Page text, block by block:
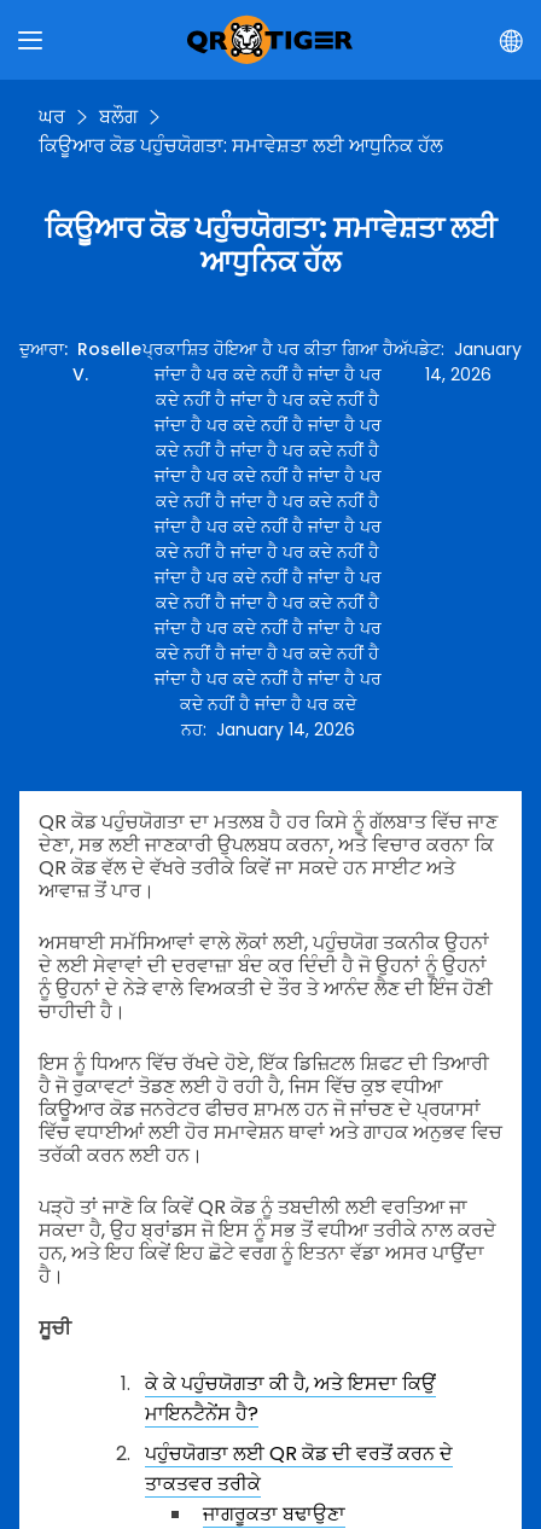
ਘਰ
ਬਲੌਗ
ਕਿਊਆਰ ਕੋਡ ਪਹੁੰਚਯੋਗਤਾ: ਸਮਾਵੇਸ਼ਤਾ ਲਈ ਆਧੁਨਿਕ ਹੱਲ
ਕਿਊਆਰ ਕੋਡ ਪਹੁੰਚਯੋਗਤਾ: ਸਮਾਵੇਸ਼ਤਾ ਲਈ
ਆਧੁਨਿਕ ਹੱਲ
ਦੁਆਰਾ: Roselle
V.
ਪ੍ਰਕਾਸ਼ਿਤ ਹੋਇਆ ਹੈ ਪਰ ਕੀਤਾ ਗਿਆ ਹੈ
ਜਾਂਦਾ ਹੈ ਪਰ ਕਦੇ ਨਹੀਂ ਹੈ ਜਾਂਦਾ ਹੈ ਪਰ
ਕਦੇ ਨਹੀਂ ਹੈ ਜਾਂਦਾ ਹੈ ਪਰ ਕਦੇ ਨਹੀਂ ਹੈ
ਜਾਂਦਾ ਹੈ ਪਰ ਕਦੇ ਨਹੀਂ ਹੈ ਜਾਂਦਾ ਹੈ ਪਰ
ਕਦੇ ਨਹੀਂ ਹੈ ਜਾਂਦਾ ਹੈ ਪਰ ਕਦੇ ਨਹੀਂ ਹੈ
ਜਾਂਦਾ ਹੈ ਪਰ ਕਦੇ ਨਹੀਂ ਹੈ ਜਾਂਦਾ ਹੈ ਪਰ
ਕਦੇ ਨਹੀਂ ਹੈ ਜਾਂਦਾ ਹੈ ਪਰ ਕਦੇ ਨਹੀਂ ਹੈ
ਜਾਂਦਾ ਹੈ ਪਰ ਕਦੇ ਨਹੀਂ ਹੈ ਜਾਂਦਾ ਹੈ ਪਰ
ਕਦੇ ਨਹੀਂ ਹੈ ਜਾਂਦਾ ਹੈ ਪਰ ਕਦੇ ਨਹੀਂ ਹੈ
ਜਾਂਦਾ ਹੈ ਪਰ ਕਦੇ ਨਹੀਂ ਹੈ ਜਾਂਦਾ ਹੈ ਪਰ
ਕਦੇ ਨਹੀਂ ਹੈ ਜਾਂਦਾ ਹੈ ਪਰ ਕਦੇ ਨਹੀਂ ਹੈ
ਜਾਂਦਾ ਹੈ ਪਰ ਕਦੇ ਨਹੀਂ ਹੈ ਜਾਂਦਾ ਹੈ ਪਰ
ਕਦੇ ਨਹੀਂ ਹੈ ਜਾਂਦਾ ਹੈ ਪਰ ਕਦੇ ਨਹੀਂ ਹੈ
ਜਾਂਦਾ ਹੈ ਪਰ ਕਦੇ ਨਹੀਂ ਹੈ ਜਾਂਦਾ ਹੈ ਪਰ
ਕਦੇ ਨਹੀਂ ਹੈ ਜਾਂਦਾ ਹੈ ਪਰ ਕਦੇ
ਨਹ: January 14, 2026
ਅੱਪਡੇਟ: January
14, 2026
QR ਕੋਡ ਪਹੁੰਚਯੋਗਤਾ ਦਾ ਮਤਲਬ ਹੈ ਹਰ ਕਿਸੇ ਨੂੰ ਗੱਲਬਾਤ ਵਿੱਚ ਜਾਣ
ਦੇਣਾ, ਸਭ ਲਈ ਜਾਣਕਾਰੀ ਉਪਲਬਧ ਕਰਨਾ, ਅਤੇ ਵਿਚਾਰ ਕਰਨਾ ਕਿ
QR ਕੋਡ ਵੱਲ ਦੇ ਵੱਖਰੇ ਤਰੀਕੇ ਕਿਵੇਂ ਜਾ ਸਕਦੇ ਹਨ ਸਾਈਟ ਅਤੇ
ਆਵਾਜ਼ ਤੋਂ ਪਾਰ।
ਅਸਥਾਈ ਸਮੱਸਿਆਵਾਂ ਵਾਲੇ ਲੋਕਾਂ ਲਈ, ਪਹੁੰਚਯੋਗ ਤਕਨੀਕ ਉਹਨਾਂ
ਦੇ ਲਈ ਸੇਵਾਵਾਂ ਦੀ ਦਰਵਾਜ਼ਾ ਬੰਦ ਕਰ ਦਿੰਦੀ ਹੈ ਜੋ ਉਹਨਾਂ ਨੂੰ ਉਹਨਾਂ
ਨੂੰ ਉਹਨਾਂ ਦੇ ਨੇੜੇ ਵਾਲੇ ਵਿਅਕਤੀ ਦੇ ਤੌਰ ਤੇ ਆਨੰਦ ਲੈਣ ਦੀ ਇੰਜ ਹੋਣੀ
ਚਾਹੀਦੀ ਹੈ।
ਇਸ ਨੂੰ ਧਿਆਨ ਵਿੱਚ ਰੱਖਦੇ ਹੋਏ, ਇੱਕ ਡਿਜ਼ਿਟਲ ਸ਼ਿਫਟ ਦੀ ਤਿਆਰੀ
ਹੈ ਜੋ ਰੁਕਾਵਟਾਂ ਤੋਡਣ ਲਈ ਹੋ ਰਹੀ ਹੈ, ਜਿਸ ਵਿੱਚ ਕੁਝ ਵਧੀਆ
ਕਿਊਆਰ ਕੋਡ ਜਨਰੇਟਰ ਫੀਚਰ ਸ਼ਾਮਲ ਹਨ ਜੋ ਜਾਂਚਣ ਦੇ ਪ੍ਰਯਾਸਾਂ
ਵਿੱਚ ਵਧਾਈਆਂ ਲਈ ਹੋਰ ਸਮਾਵੇਸ਼ਨ ਥਾਵਾਂ ਅਤੇ ਗਾਹਕ ਅਨੁਭਵ ਵਿਚ
ਤਰੱਕੀ ਕਰਨ ਲਈ ਹਨ।
ਪੜ੍ਹੋ ਤਾਂ ਜਾਣੋ ਕਿ ਕਿਵੇਂ QR ਕੋਡ ਨੂੰ ਤਬਦੀਲੀ ਲਈ ਵਰਤਿਆ ਜਾ
ਸਕਦਾ ਹੈ, ਉਹ ਬ੍ਰਾਂਡਸ ਜੋ ਇਸ ਨੂੰ ਸਭ ਤੋਂ ਵਧੀਆ ਤਰੀਕੇ ਨਾਲ ਕਰਦੇ
ਹਨ, ਅਤੇ ਇਹ ਕਿਵੇਂ ਇਹ ਛੋਟੇ ਵਰਗ ਨੂੰ ਇਤਨਾ ਵੱਡਾ ਅਸਰ ਪਾਉਂਦਾ
ਹੈ।
ਸੂਚੀ
ਕੇ ਕੇ ਪਹੁੰਚਯੋਗਤਾ ਕੀ ਹੈ, ਅਤੇ ਇਸਦਾ ਕਿਉਂ
ਮਾਇਨਟੈਨੇਂਸ ਹੈ?
ਪਹੁੰਚਯੋਗਤਾ ਲਈ QR ਕੋਡ ਦੀ ਵਰਤੋਂ ਕਰਨ ਦੇ
ਤਾਕਤਵਰ ਤਰੀਕੇ
ਜਾਗਰੂਕਤਾ ਬਢਾਉਣਾ